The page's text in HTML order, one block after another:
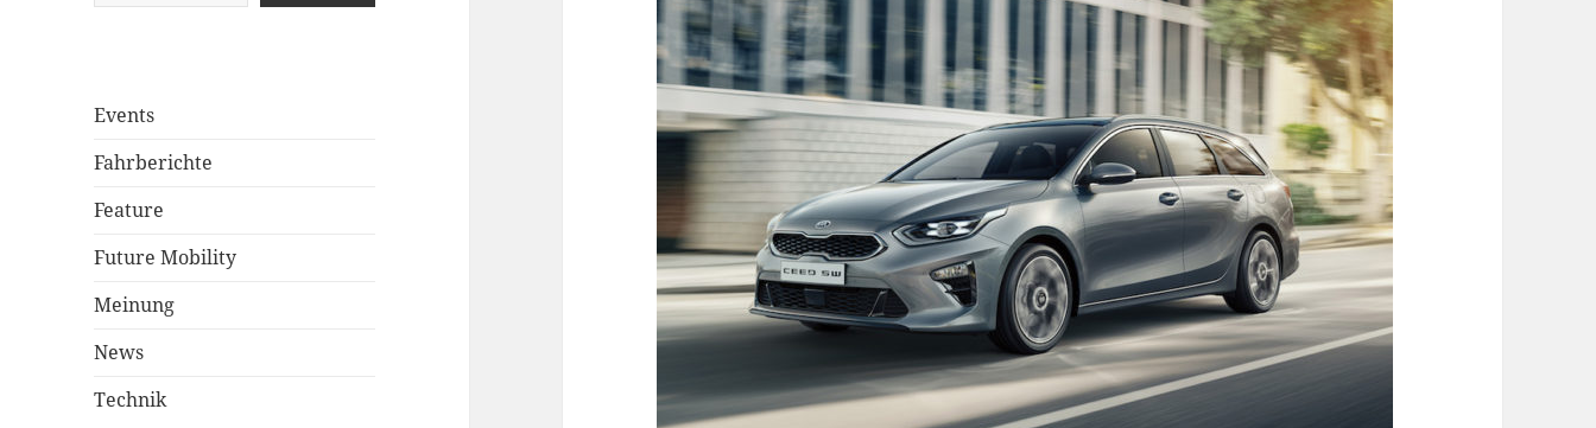
Events
Fahrberichte
Feature
Future Mobility
Meinung
News
Technik